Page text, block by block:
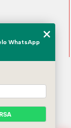
WhatsApp